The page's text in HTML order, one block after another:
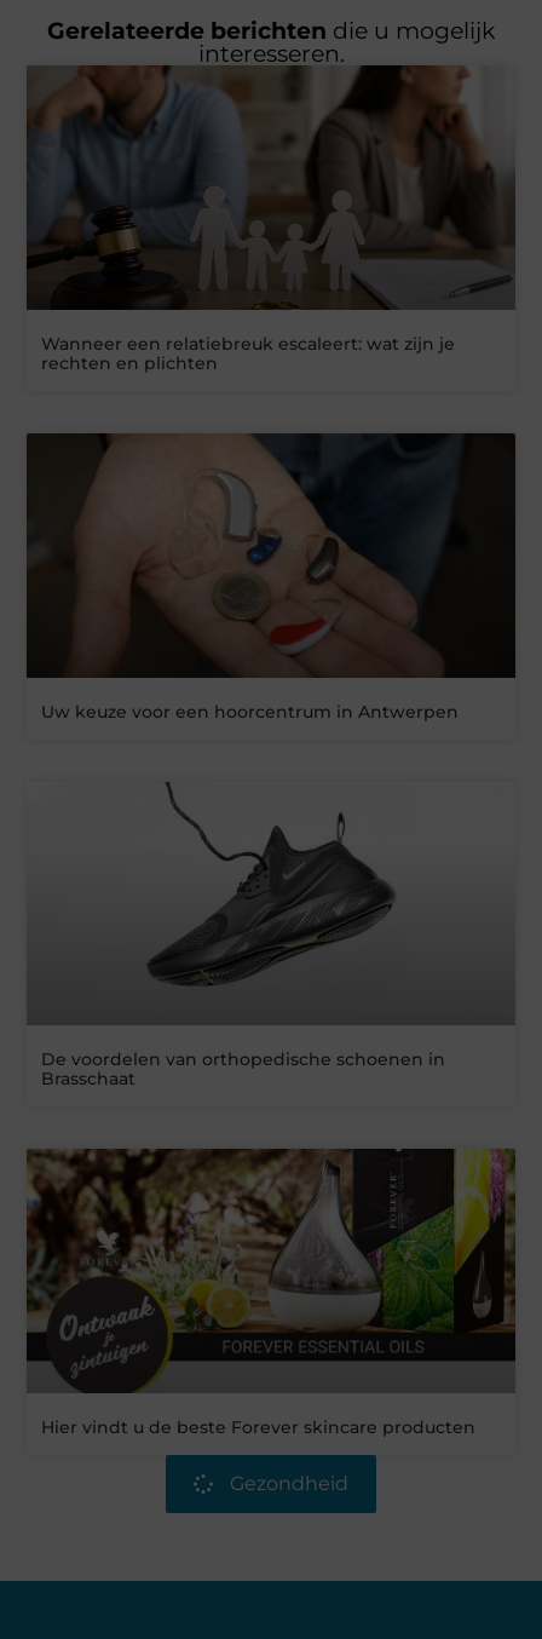
Gerelateerde berichten die u mogelijk
interesseren.
Wanneer een relatiebreuk escaleert: wat zijn je
rechten en plichten
Uw keuze voor een hoorcentrum in Antwerpen
De voordelen van orthopedische schoenen in
Brasschaat
Hier vindt u de beste Forever skincare producten
Gezondheid